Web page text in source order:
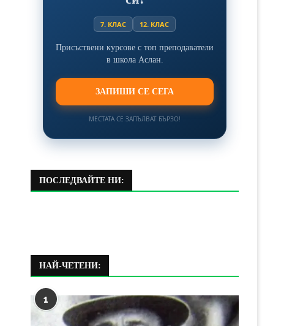
7. КЛАС 12. КЛАС
Присъствени курсове с топ преподаватели
в школа Аслан.
ЗАПИШИ СЕ СЕГА
МЕСТАТА СЕ ЗАПЪЛВАТ БЪРЗО!
ПОСЛЕДВАЙТЕ НИ:
НАЙ-ЧЕТЕНИ:
1